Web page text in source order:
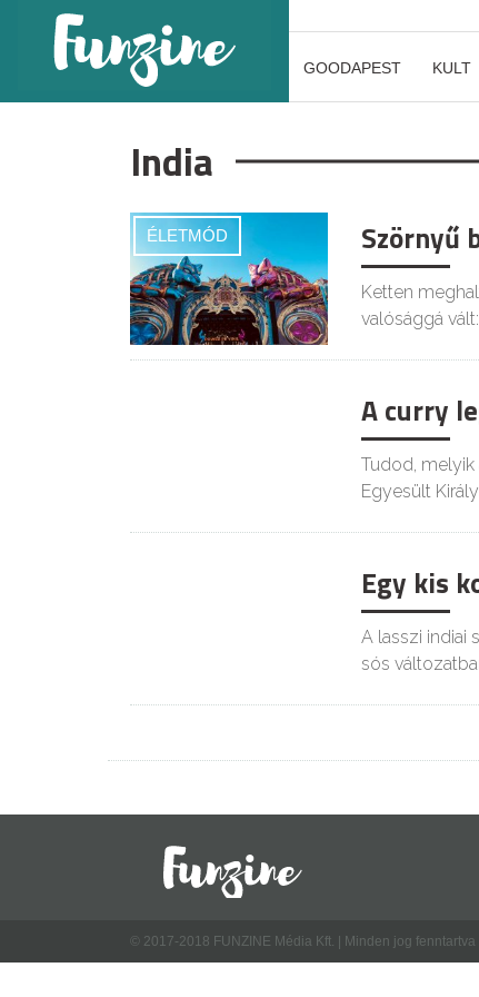
GOODAPEST KULT
India
ÉLETMÓD Szörnyű
Ketten
valósággá
A curry
Tudod, melyik
Egyesült
Egy kis
A lasszi indiai
sós
© 2017-2018 FUNZINE Média Kft. | Minden jog fenntartva